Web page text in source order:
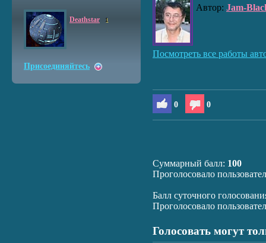
Автор: Jam-
Посмотреть все работы
0 0
Суммарный балл: 100
Проголосовало
Балл суточного
Проголосовало
Голосовать могут
Deathstar 1
Присоединяйтесь